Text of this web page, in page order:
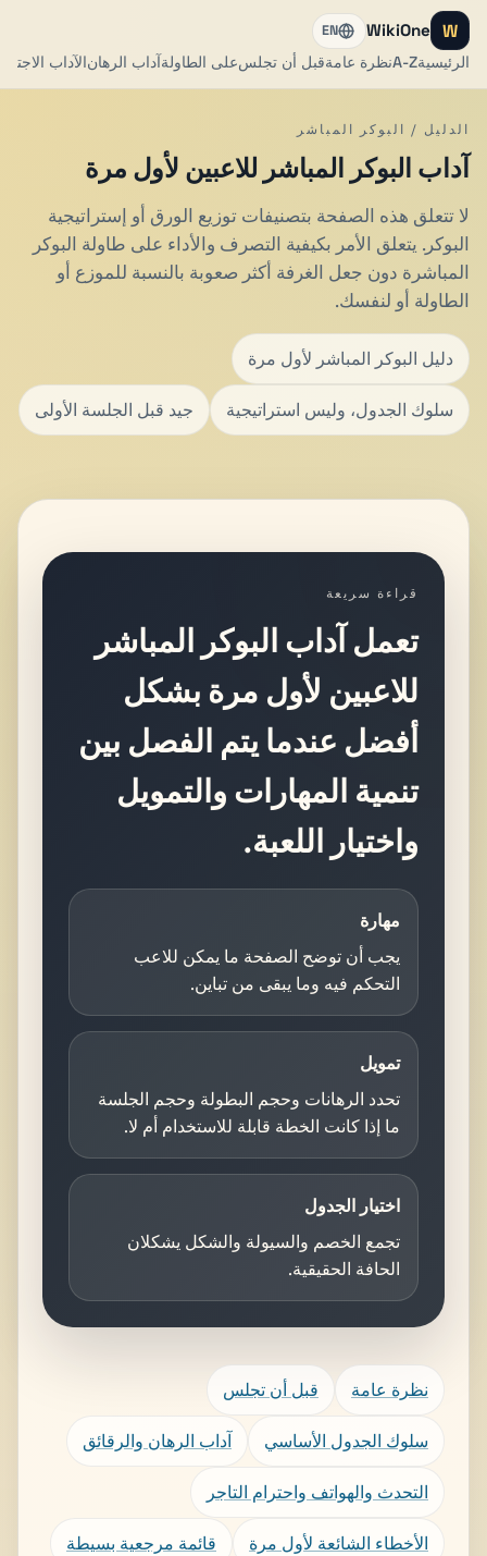
W
WikiOne
الرئيسيةA-Zنظرة عامةقبل أن تجلسعلى الطاولةآداب الرهانالآداب
EN
الدليل / البوكر المباشر
آداب البوكر المباشر للاعبين لأول مرة
لا تتعلق هذه الصفحة بتصنيفات توزيع الورق أو إستراتيجية
البوكر. يتعلق الأمر بكيفية التصرف والأداء على طاولة البوكر
المباشرة دون جعل الغرفة أكثر صعوبة بالنسبة للموزع أو
الطاولة أو لنفسك.
دليل البوكر المباشر لأول مرة
سلوك الجدول، وليس استراتيجية جيد قبل الجلسة الأولى
قراءة سريعة
تعمل آداب البوكر المباشر
للاعبين لأول مرة بشكل
أفضل عندما يتم الفصل بين
تنمية المهارات والتمويل
واختيار اللعبة.
مهارة
يجب أن توضح الصفحة ما يمكن للاعب
التحكم فيه وما يبقى من تباين.
تمويل
تحدد الرهانات وحجم البطولة وحجم الجلسة
ما إذا كانت الخطة قابلة للاستخدام أم لا.
اختيار الجدول
تجمع الخصم والسيولة والشكل يشكلان
الحافة الحقيقية.
نظرة عامة قبل أن تجلس
سلوك الجدول الأساسي آداب الرهان والرقائق
التحدث والهواتف واحترام التاجر
الأخطاء الشائعة لأول مرة قائمة مرجعية بسيطة